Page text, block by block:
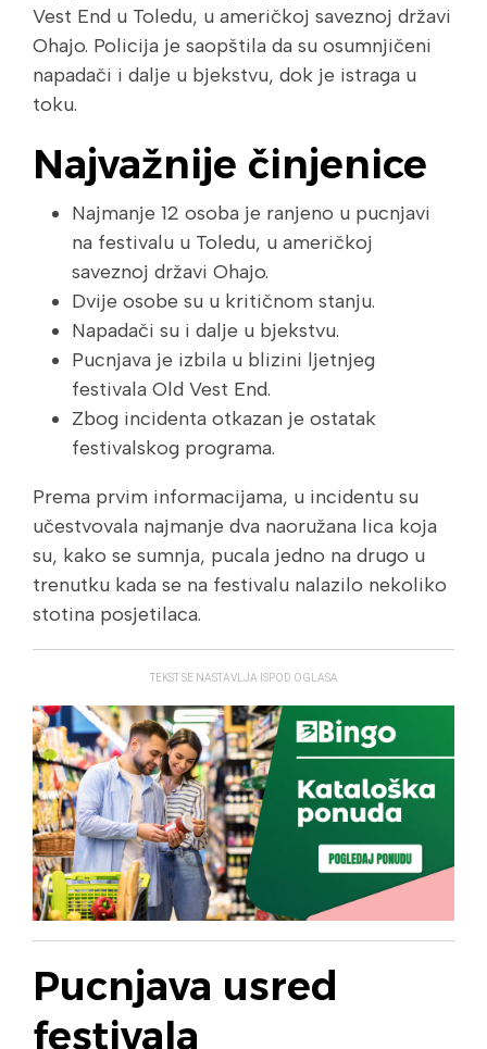
Vest End u Toledu, u američkoj saveznoj državi
Ohajo. Policija je saopštila da su osumnjičeni
napadači i dalje u bjekstvu, dok je istraga u
toku.
Najvažnije činjenice
Najmanje 12 osoba je ranjeno u pucnjavi
na festivalu u Toledu, u američkoj
saveznoj državi Ohajo.
Dvije osobe su u kritičnom stanju.
Napadači su i dalje u bjekstvu.
Pucnjava je izbila u blizini ljetnjeg
festivala Old Vest End.
Zbog incidenta otkazan je ostatak
festivalskog programa.
Prema prvim informacijama, u incidentu su
učestvovala najmanje dva naoružana lica koja
su, kako se sumnja, pucala jedno na drugo u
trenutku kada se na festivalu nalazilo nekoliko
stotina posjetilaca.
TEKST SE NASTAVLJA ISPOD OGLASA
Pucnjava usred
festivala